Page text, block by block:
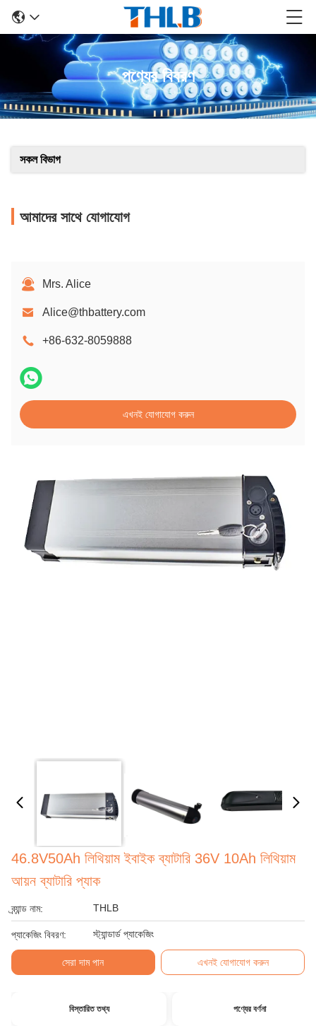
পণ্যের বিবরণ
সকল বিভাগ
আমাদের সাথে যোগাযোগ
Mrs. Alice
Alice@thbattery.com
+86-632-8059888
এখনই যোগাযোগ করুন
46.8V50Ah লিথিয়াম ইবাইক ব্যাটারি 36V 10Ah লিথিয়াম
আয়ন ব্যাটারি প্যাক
ব্র্যান্ড নাম: THLB
প্যাকেজিং বিবরণ: স্ট্যান্ডার্ড প্যাকেজিং
সেরা দাম পান এখনই যোগাযোগ করুন
বিস্তারিত তথ্য পণ্যের বর্ণনা